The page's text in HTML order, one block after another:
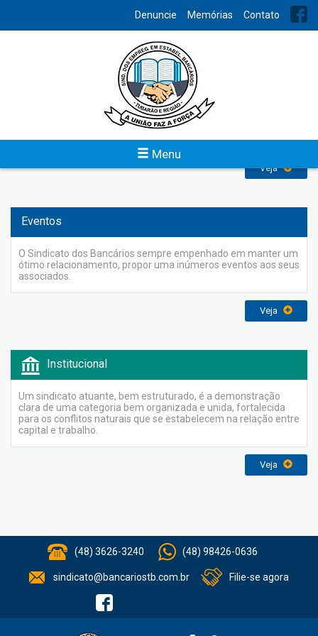
Denuncie Memórias Contato
Menu
A Sede Administrativa do Sindicato dos Bancários de Tubarão
e Região funciona de segunda a sexta-feira, das 8h00 às
18h00, disponibilizando atendimento pessoal aos bancários e
dependentes, assessoria jurídica, salão de beleza unissex,
Veja
Eventos
O Sindicato dos Bancários sempre empenhado em manter um
ótimo relacionamento, propor uma inúmeros eventos aos seus
associados.
Veja
Institucional
Um sindicato atuante, bem estruturado, é a demonstração
clara de uma categoria bem organizada e unida, fortalecida
para os conflitos naturais que se estabelecem na relação entre
capital e trabalho.
Veja
(48) 3626-3240 (48) 98426-0636
sindicato@bancariostb.com.br Filie-se agora